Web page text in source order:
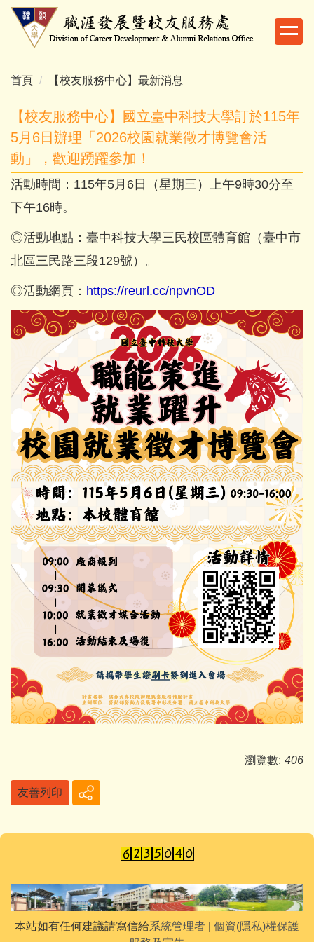
跳
內
首頁 【校友服務中心】最新消息
【校友服務中心】國立臺中科技大學訂於115年
5月6日辦理「2026校園就業徵才博覽會活
動」，歡迎踴躍參加！
活動時間：115年5月6日（星期三）上午9時30分至
下午16時。
◎活動地點：臺中科技大學三民校區體育館（臺中市
北區三民路三段129號）。
◎活動網頁： https://reurl.cc/npvnOD
瀏覽數: 406
友善列印
本站如有任何建議請寫信給系統管理者
個資(隱私)權保護